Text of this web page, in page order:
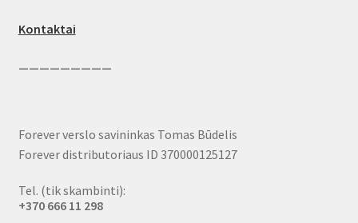
Kontaktai
—————————
Forever verslo savininkas Tomas Būdelis
Forever distributoriaus ID 370000125127
Tel. (tik skambinti):
+370 666 11 298